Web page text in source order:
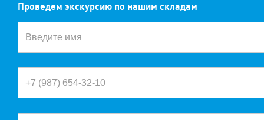
Проведем экскурсию по нашим складам